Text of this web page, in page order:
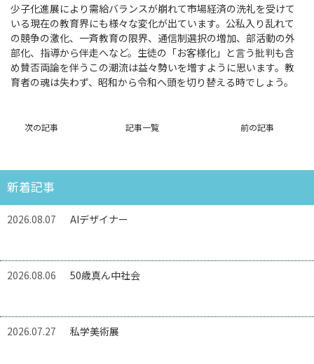
少子化進展により需給バランスが崩れて市場経済の洗礼を受けて
いる現在の教育界にも様々な変化が出ています。公私入り乱れて
の競争の激化、一斉教育の限界、通信制選択の増加、部活動の外
部化、指導から伴走へなど。生徒の「お客様化」と言う批判も含
め賛否両論を伴うこの潮流は益々勢いを増すように思います。教
育者の魂は失わず、昭和から令和へ頭を切り替える時でしょう。
次の記事 記事一覧 前の記事
新着記事
2026.08.07 AIデザイナー
2026.08.06 50歳真ん中社会
2026.07.27 私学美術展